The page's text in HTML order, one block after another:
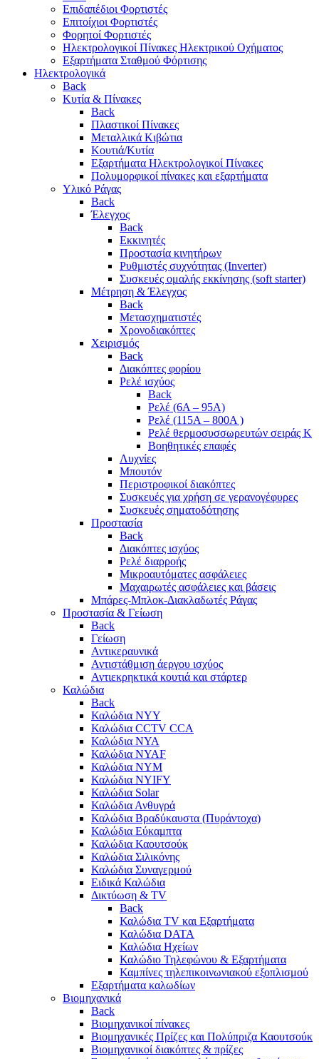
Επιδαπέδιοι Φορτιστές
Επιτoίχιοι Φορτιστές
Φορητοί Φορτιστές
Ηλεκτρολογικοί Πίνακες Ηλεκτρικού Οχήματος
Εξαρτήματα Σταθμού Φόρτισης
Ηλεκτρολογικά
Back
Κυτία & Πίνακες
Back
Πλαστικοί Πίνακες
Μεταλλικά Κιβώτια
Κουτιά/Κυτία
Εξαρτήματα Ηλεκτρολογικοί Πίνακες
Πολυμορφικοί πίνακες και εξαρτήματα
Υλικό Ράγας
Back
Έλεγχος
Back
Εκκινητές
Προστασία κινητήρων
Ρυθμιστές συχνότητας (Inverter)
Συσκευές ομαλής εκκίνησης (soft starter)
Μέτρηση & Έλεγχος
Back
Μετασχηματιστές
Χρονοδιακόπτες
Χειρισμός
Back
Διακόπτες φορίου
Ρελέ ισχύος
Back
Ρελέ (6A – 95A)
Ρελέ (115A – 800A )
Ρελέ θερμοσυσσωρευτών σειράς Κ
Βοηθητικές επαφές
Λυχνίες
Μπουτόν
Περιστροφικοί διακόπτες
Συσκευές για χρήση σε γερανογέφυρες
Συσκευές σηματοδότησης
Προστασία
Back
Διακόπτες ισχύος
Ρελέ διαρροής
Μικροαυτόματες ασφάλειες
Μαχαιρωτές ασφάλειες και βάσεις
Μπάρες-Μπλοκ-Διακλαδωτές Ράγας
Προστασία & Γείωση
Back
Γείωση
Αντικεραυνικά
Αντιστάθμιση άεργου ισχύος
Αντιεκρηκτικά κουτιά και στάρτερ
Καλώδια
Back
Καλώδια NYY
Καλώδια CCTV CCA
Καλώδια NYA
Καλώδια NYAF
Καλώδια NYΜ
Καλώδια ΝΥΙFY
Καλώδια Solar
Καλώδια Ανθυγρά
Καλώδια Βραδύκαυστα (Πυράντοχα)
Καλώδια Εύκαμπτα
Καλώδια Καουτσούκ
Καλώδια Σιλικόνης
Καλώδια Συναγερμού
Ειδικά Καλώδια
Δικτύωση & TV
Back
Καλώδια TV και Εξαρτήματα
Καλώδια DATA
Καλώδια Ηχείων
Καλώδιο Τηλεφώνου & Εξαρτήματα
Καμπίνες τηλεπικοινωνιακού εξοπλισμού
Eξαρτήματα καλωδίων
Βιομηχανικά
Back
Βιομηχανικοί πίνακες
Βιομηχανικές Πρίζες και Πολύπριζα Καουτσούκ
Βιομηχανικοί διακόπτες & πρίζες